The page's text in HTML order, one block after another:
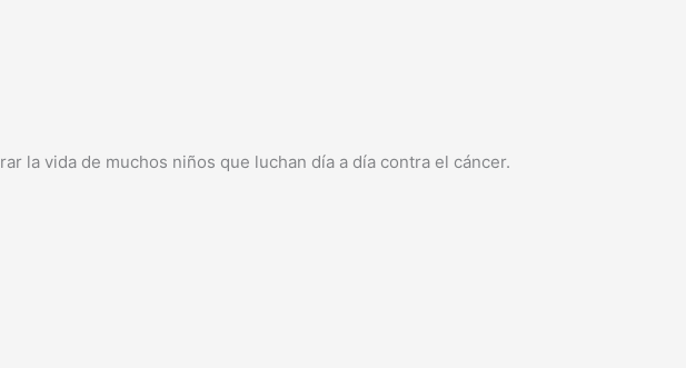
la vida de muchos niños que luchan día a día contra el cáncer.